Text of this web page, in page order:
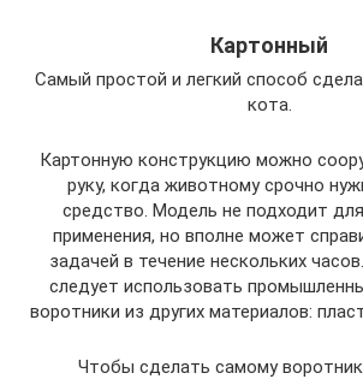
Картонный
Самый простой и легкий способ
кота.
Картонную конструкцию можно
руку, когда животному срочно
средство. Модель не подходит
применения, но вполне может
задачей в течение нескольких
следует использовать
воротники из других материалов:
Чтобы сделать самому